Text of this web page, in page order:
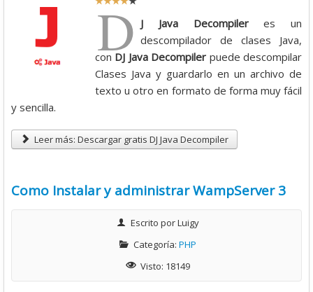
Foro
4
/
5
D J Java Decompileres un
descompilador de clases Java,
con DJ Java Decompiler puede descompilar
Clases Java y guardarlo en un archivo de
texto u otro en formato de forma muy fácil
y sencilla.
Leer más: Descargar gratis DJ Java Decompiler
Como Instalar y administrar WampServer 3
Escrito porLuigy
Categoría:PHP
Visto: 18149